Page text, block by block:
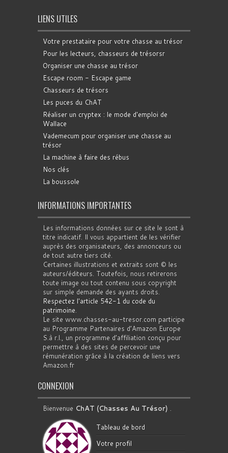
LIENS UTILES
Votre prestataire pour votre chasse au trésor
Pour les lecteurs, chasseurs de trésorsr
Organiser une chasse au trésor
Escape room - Escape game
Chasseurs de trésors
Les puces du ChAT
Réaliser un cryptex : le mode d'emploi de
Wallace
Vademecum pour organiser une chasse au
trésor
La machine à faire des rébus
Nos clés
La boussole
INFORMATIONS IMPORTANTES
Les informations données sur ce site le sont à
titre indicatif. Il vous appartient de les vérifier
auprès des organisateurs, des annonceurs ou
de tout autre tiers cité.
Certaines illustrations et extraits sont © les
auteurs/éditeurs. Toutefois, nous retirerons
toute image ou tout contenu sous copyright
sur simple demande des ayants droits.
Respectez l'article 542-1 du code du
patrimoine.
Le site www.chasses-au-tresor.com participe
au Programme Partenaires d’Amazon Europe
S.à r.l., un programme d’affiliation conçu pour
permettre à des sites de percevoir une
rémunération grâce à la création de liens vers
Amazon.fr
CONNEXION
Bienvenue ChAT (Chasses Au Trésor) .
Tableau de bord
Votre profil